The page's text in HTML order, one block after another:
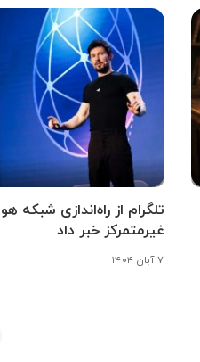
تلگرام از راه‌اندازی
غیرمتمرکز خبر داد
۷ آبان ۱۴۰۴